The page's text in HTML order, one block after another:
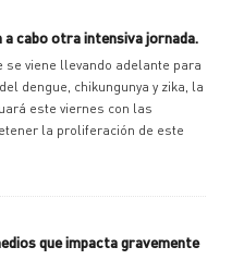
cabo otra intensiva jornada.
se viene llevando adelante para
dengue, chikungunya y zika, la
este viernes con las
la proliferación de este
que impacta gravemente